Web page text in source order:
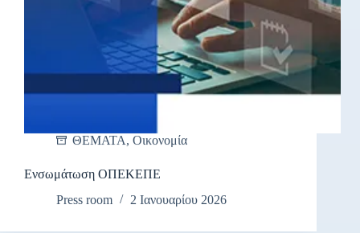
ΘΕΜΑΤΑ, Οικονομία
Ενσωμάτωση ΟΠΕΚΕΠΕ
Press room
2 Ιανουαρίου 2026